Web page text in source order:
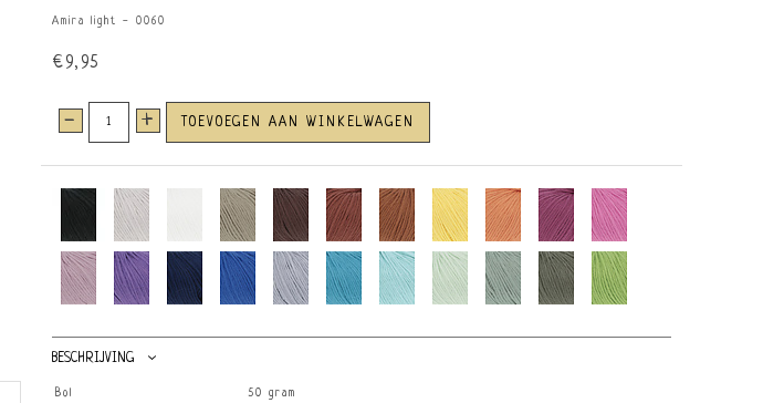
Amira light - 0060
€9,95
- + TOEVOEGEN AAN WINKELWAGEN
BESCHRIJVING
Bol 50 gram